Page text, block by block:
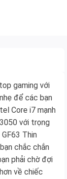
gaming với
để các bạn
Core i7 mạnh
với trọng
Thin
chắc chắn
phải chờ đợi
về chiếc